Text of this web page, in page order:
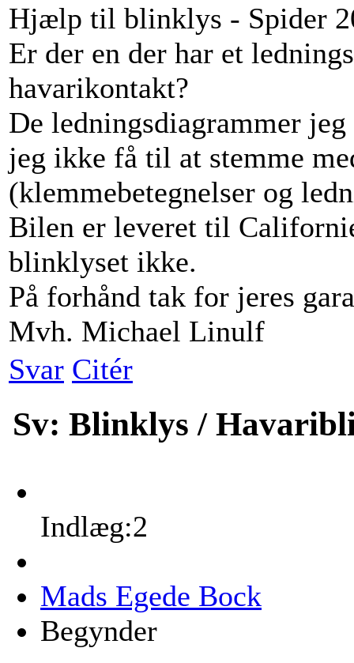
Hjælp til blinklys - Spider
Er der en der har et
havarikontakt?
De ledningsdiagrammer
jeg ikke få til at stemme
(klemmebetegnelser og
Bilen er leveret til
blinklyset ikke.
På forhånd tak for jeres
Mvh. Michael Linulf
Svar Citér
Sv: Blinklys /
Indlæg:2
Mads Egede Bock
Begynder